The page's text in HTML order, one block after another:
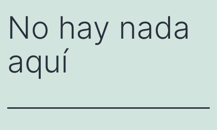
No hay nada
aquí